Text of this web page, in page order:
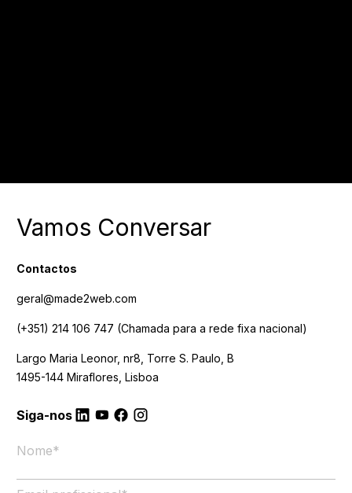
Vamos Conversar
Contactos
geral@made2web.com
(+351) 214 106 747 (Chamada para a rede fixa nacional)
Largo Maria Leonor, nr8, Torre S. Paulo, B
1495-144 Miraflores, Lisboa
Siga-nos
Nome*